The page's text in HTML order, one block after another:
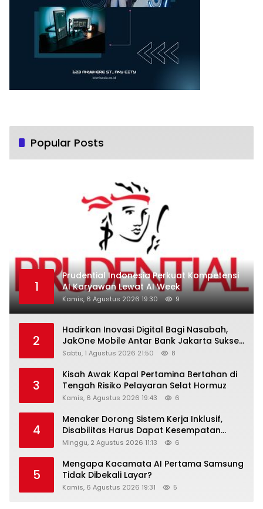
Popular Posts
1
Prudential Indonesia Perkuat Kompetensi
AI Karyawan Lewat AI Week
Kamis, 6 Agustus 2026 19:30 9
2
Hadirkan Inovasi Digital Bagi Nasabah,
JakOne Mobile Antar Bank Jakarta Sukses
Raih Digital Excellence Awards 2026
Sabtu, 1 Agustus 2026 21:50 8
3
Kisah Awak Kapal Pertamina Bertahan di
Tengah Risiko Pelayaran Selat Hormuz
Kamis, 6 Agustus 2026 19:43 6
4
Menaker Dorong Sistem Kerja Inklusif,
Disabilitas Harus Dapat Kesempatan
Setara
Minggu, 2 Agustus 2026 11:13 6
5
Mengapa Kacamata AI Pertama Samsung
Tidak Dibekali Layar?
Kamis, 6 Agustus 2026 19:31 5